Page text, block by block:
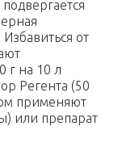
от
г на 10 л
Регента (50
применяют
или препарат